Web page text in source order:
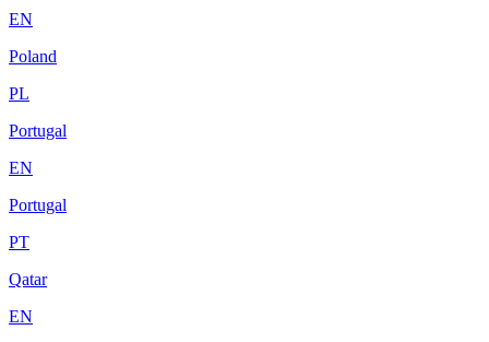
EN
Poland
PL
Portugal
EN
Portugal
PT
Qatar
EN